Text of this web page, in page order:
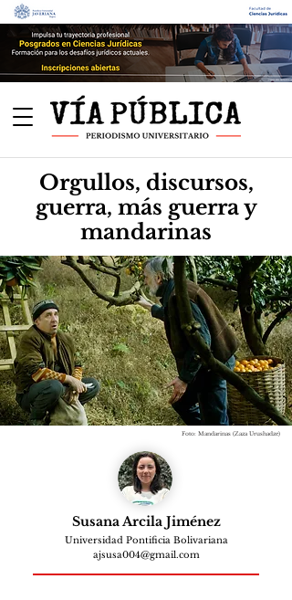
Orgullos, discursos,
guerra, más guerra y
mandarinas
Foto: Mandarinas (Zaza Urushadze)
Susana Arcila Jiménez
Universidad Pontificia Bolivariana
ajsusa004@gmail.com